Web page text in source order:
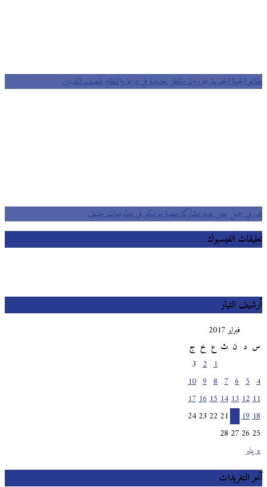
مقاتلو الجبهة الجنوبية يحررون مناطق جديدة في درعا والنظام يقصف المدنيين
قدري جميل يعلن عدم مشاركة منصة موسكو في مفاوضات جنيف
تعليقات الفيسبوك
أرشيف التيار
فبراير 2017
س
ث خ ج
« يناير
10
11
12
13
14
15
16
17
18
19
20
21
22
23
24
25
26
27
28
آخر التغريدات